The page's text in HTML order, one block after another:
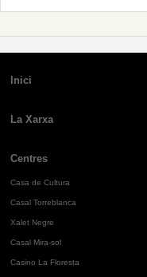
Inici
La Xarxa
Centres
Casa de Cultura
Casal Torreblanca
Xalet Negre
Casal Mira-sol
Casino La Floresta